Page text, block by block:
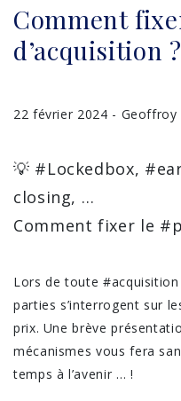
Comment
d’acquisition ?
22 février 2024 - Geoffroy
💡 #Lockedbox,
closing, …
Comment fixer le
Lors de toute
parties s’interrogent sur
prix. Une brève
mécanismes vous fera
temps à l’avenir … !